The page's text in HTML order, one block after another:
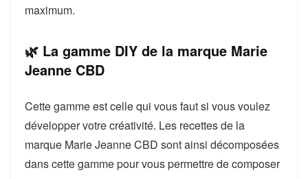
maximum.
🌿 La gamme DIY de la marque Marie
Jeanne CBD
Cette gamme est celle qui vous faut si vous voulez
développer votre créativité. Les recettes de la
marque Marie Jeanne CBD sont ainsi décomposées
dans cette gamme pour vous permettre de composer